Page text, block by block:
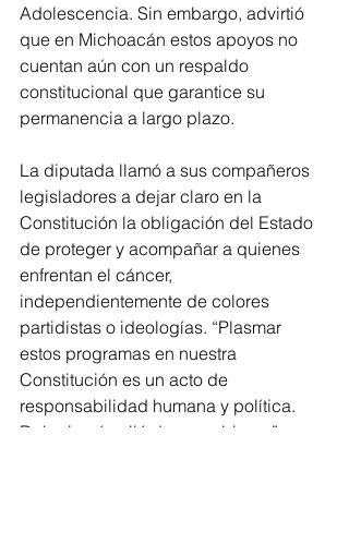
Adolescencia. Sin embargo, advirtió
que en Michoacán estos apoyos no
cuentan aún con un respaldo
constitucional que garantice su
permanencia a largo plazo.
La diputada llamó a sus compañeros
legisladores a dejar claro en la
Constitución la obligación del Estado
de proteger y acompañar a quienes
enfrentan el cáncer,
independientemente de colores
partidistas o ideologías. “Plasmar
estos programas en nuestra
Constitución es un acto de
responsabilidad humana y política.
Debe ir más allá de un gobierno”,